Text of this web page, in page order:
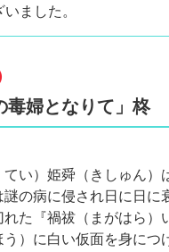
ました。
毒婦となりて」柊
い）姫舜（きしゅん
の病に侵され日に日
た『禍祓（まがはら
う）に白い仮面を身に